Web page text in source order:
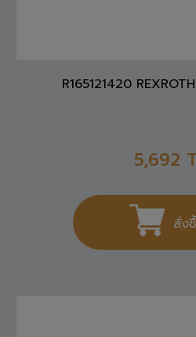
R165121420
5,692
สั่ง